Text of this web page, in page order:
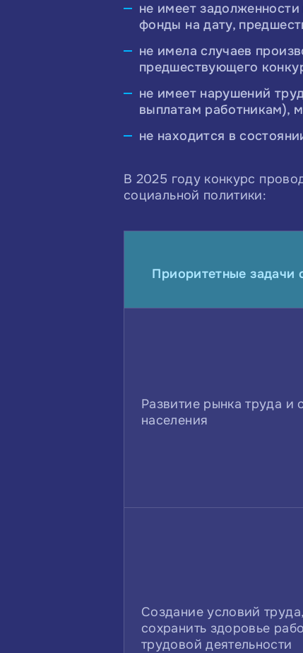
не имеет
фонды на дату,
не имела случаев
предшествующего
не имеет нарушений
выплатам работникам),
не находится в
В 2025 году конкурс
социальной политики:
Приоритетные задачи
Развитие рынка труда и
населения
Создание условий
сохранить здоровье
трудовой деятельности